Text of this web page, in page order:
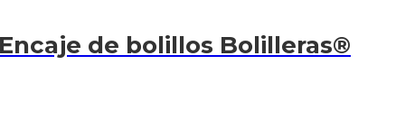
de bolillos Bolilleras®